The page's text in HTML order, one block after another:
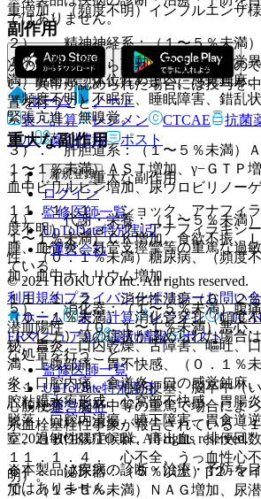
重増加、（頻度不明）インフルエンザ
２）． 精神神経系：（１〜５％未満
１％未満）頭痛、浮動性めまい、味覚
満）酩酊感、体位性めまい、感覚鈍麻
（頻度不明）不眠症、睡眠障害、錯乱
緊張亢進、無嗅覚。
３）． 肝胆道系：（１〜５％未満）Ａ
１〜１％未満）ＡＳＴ増加、γ−ＧＴＰ
血中ビリルビン増加、尿ウロビリノーゲ
４）． 代謝・栄養：（１〜５％未満
１〜１％未満）ＣＫ増加、食欲不振、
性、（０．１％未満）糖尿病、（頻度
加、血中ナトリウム増加。
５）． 消化器：（１〜５％未満）腹
潜血陽性、（０．１〜１％未満）悪心
秘、胃炎、口内乾燥、舌障害、嘔吐、
満、上腹部痛、胃不快感、（０．１％
炎、口腔内痛、食道炎、口の感覚鈍麻
腔粘膜水疱形成、心窩部不快感、胃腸
脱落、口腔内潰瘍、嚥下障害、胃食道
室、過敏性腸症候群、痔出血、排便回数
６）． 泌尿器：（５％以上）β２−マ
加、（１〜５％未満）ＮＡＧ増加、尿
副作用
次の副作用があらわれることがあるの
い、異常が認められた場合には投与を
置を行うこと。
重大な副作用
１１．１． 重大な副作用
１１．１．１． ショック、アナフィ
度不明）：ショック、アナフィラキシ
腫、血管炎、気管支痙攣等の重篤な過
ている。
１１．１．２． 消化性潰瘍（０．２
（０．１％未満）、消化管穿孔（頻度
（メレナ）等の症状が認められた場合
な処置を行うこと。
１１．１．３． 心筋梗塞、脳卒中（
心筋梗塞、脳卒中等の重篤で場合によ
系血栓塞栓性事象が報告されている〔
１１．１．４． 心不全、うっ血性心
明）。
ではありません。
ホーム
ノート
表・計算
レジメン CTCAE 抗菌
アル
薬剤情報 ポスト
新規登録
ログイン
監修医師一覧
UpToDate特別割引
運営会社
© 2021 HOKUTO Inc. All rights reserved.
利用規約プライバシーポリシーお問い
ホーム
表・計算 レジメン
ERマニュアル
薬剤情報 ポスト
監修医師一覧
UpToDate特別割引
運営会社
© 2021 HOKUTO Inc. All rights reserved.
※本製品は疾病の診断・治療・予防を
ではありません。